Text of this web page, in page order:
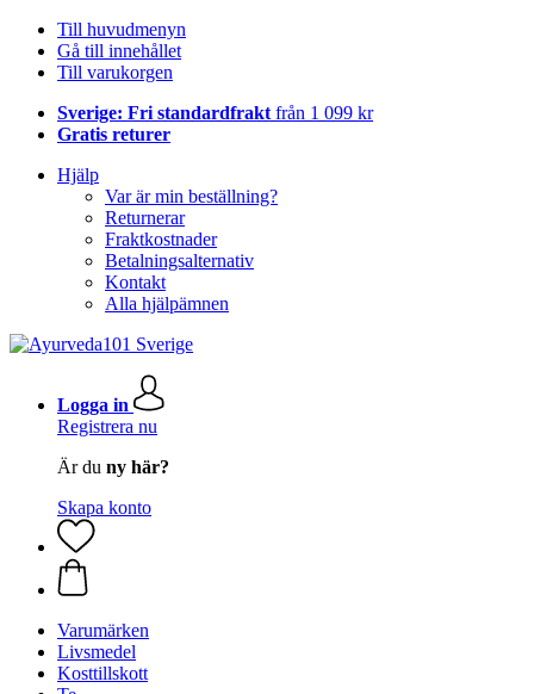
Till huvudmenyn
Gå till innehållet
Till varukorgen
Sverige: Fri standardfrakt från 1 099 kr
Gratis returer
Hjälp
Var är min beställning?
Returnerar
Fraktkostnader
Betalningsalternativ
Kontakt
Alla hjälpämnen
Logga in
Registrera nu
Är du ny här?
Skapa konto
Varumärken
Livsmedel
Kosttillskott